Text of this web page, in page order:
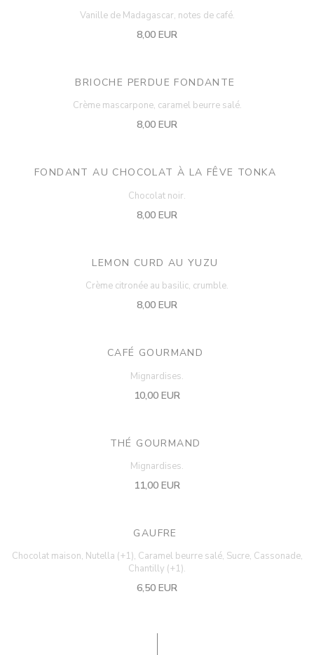
Vanille de Madagascar, notes de café.
8,00 EUR
BRIOCHE PERDUE FONDANTE
Crème mascarpone, caramel beurre salé.
8,00 EUR
FONDANT AU CHOCOLAT À LA FÊVE TONKA
Chocolat noir.
8,00 EUR
LEMON CURD AU YUZU
Crème citronée au basilic, crumble.
8,00 EUR
CAFÉ GOURMAND
Mignardises.
10,00 EUR
THÉ GOURMAND
Mignardises.
11,00 EUR
GAUFRE
Chocolat maison, Nutella (+1), Caramel beurre salé, Sucre, Cassonade,
Chantilly (+1).
6,50 EUR